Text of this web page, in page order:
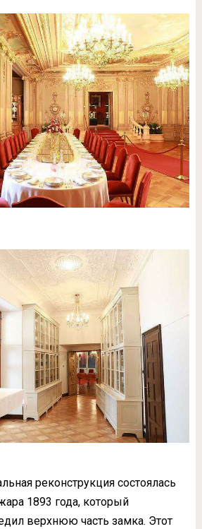
реконструкция состоялась
1893 года, который
верхнюю часть замка. Этот